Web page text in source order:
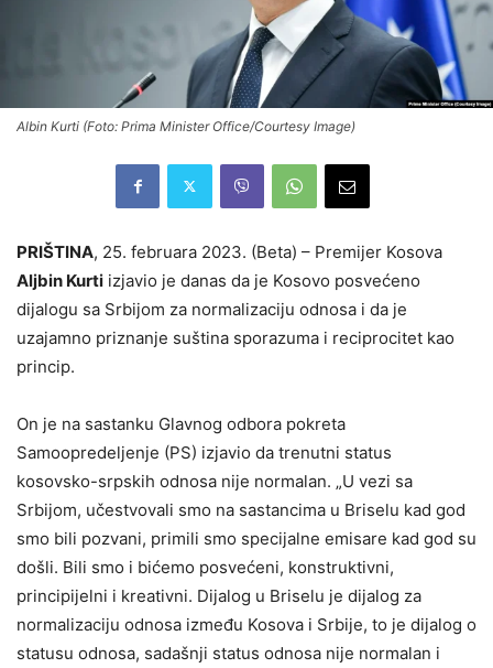
Albin Kurti (Foto: Prima Minister Office/Courtesy Image)
PRIŠTINA, 25. februara 2023. (Beta) – Premijer Kosova
Aljbin Kurti izjavio je danas da je Kosovo posvećeno
dijalogu sa Srbijom za normalizaciju odnosa i da je
uzajamno priznanje suština sporazuma i reciprocitet kao
princip.
On je na sastanku Glavnog odbora pokreta
Samoopredeljenje (PS) izjavio da trenutni status
kosovsko-srpskih odnosa nije normalan. „U vezi sa
Srbijom, učestvovali smo na sastancima u Briselu kad god
smo bili pozvani, primili smo specijalne emisare kad god su
došli. Bili smo i bićemo posvećeni, konstruktivni,
principijelni i kreativni. Dijalog u Briselu je dijalog za
normalizaciju odnosa između Kosova i Srbije, to je dijalog o
statusu odnosa, sadašnji status odnosa nije normalan i